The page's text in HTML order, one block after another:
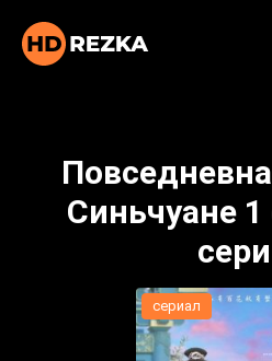
Синьчуане 1
сериал